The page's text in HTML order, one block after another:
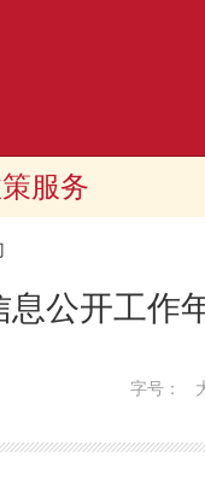
服务
息公开工作
字号：